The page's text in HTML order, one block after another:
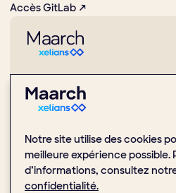
Pionnier dans la promotion des
Source
1 Place de la Boule, 92000 Nanterre
(+33) 1 47 24 51 59
Accès GitLab ↗
Notre site utilise des cookies
meilleure expérience possible.
d’informations, consultez
confidentialité.